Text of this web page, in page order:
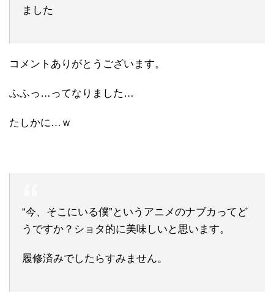
ました
コメントありがとうございます。
ふふっ…ってなりました…
たしかに…ｗ
“今、そこにいる僕”というアニメのナブカってど
うですか？ショタ的に美味しいと思います。
履修済みでしたらすみません。